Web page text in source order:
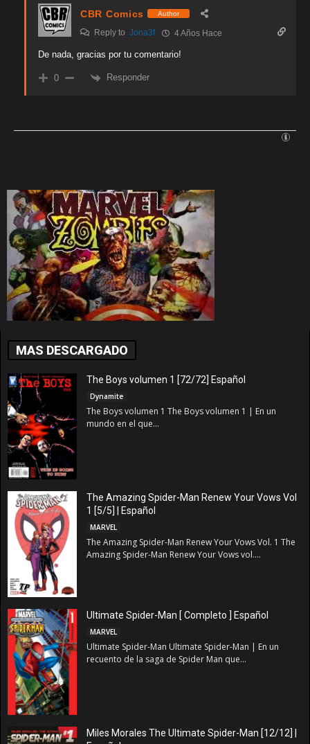
CBR Comics Author
Reply to Jona3f 4 Años Hace
De nada, gracias por tu comentario!
0 Responder
MAS DESCARGADO
The Boys volumen 1 [72/72] Español
Dynamite
The Boys volumen 1 The Boys volumen 1 | En un
mundo en el que...
The Amazing Spider-Man Renew Your Vows Vol
1 [5/5] | Español
MARVEL
The Amazing Spider-Man Renew Your Vows Vol. 1 The
Amazing Spider-Man Renew Your Vows vol....
Ultimate Spider-Man [ Completo ] Español
MARVEL
Ultimate Spider-Man Ultimate Spider-Man | En un
recuento de la saga de Spider Man que...
Miles Morales The Ultimate Spider-Man [12/12] |